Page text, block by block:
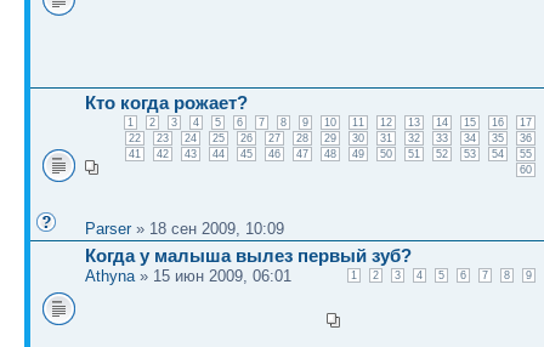
Кто когда рожает?
1 2 3 4 5 6 7 8 9 10 11 12 13 14 15 16
17
22
23 24 25 26 27 28 29 30 31 32 33 34 35
36
41
42 43 44 45 46 47 48 49 50 51 52 53 54
55
60
Parser » 18 сен 2009, 10:09
Когда у малыша вылез первый зуб?
1 2 3 4 5 6 7 8 9
Athyna» 15 июн 2009, 06:01